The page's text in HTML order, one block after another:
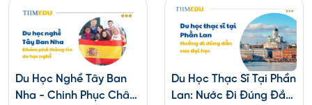
Du Học Nghề Tây Ban
Nha - Chinh Phục Châu
Du Học Thạc Sĩ Tại Phần
Lan: Nước Đi Đúng Đắn